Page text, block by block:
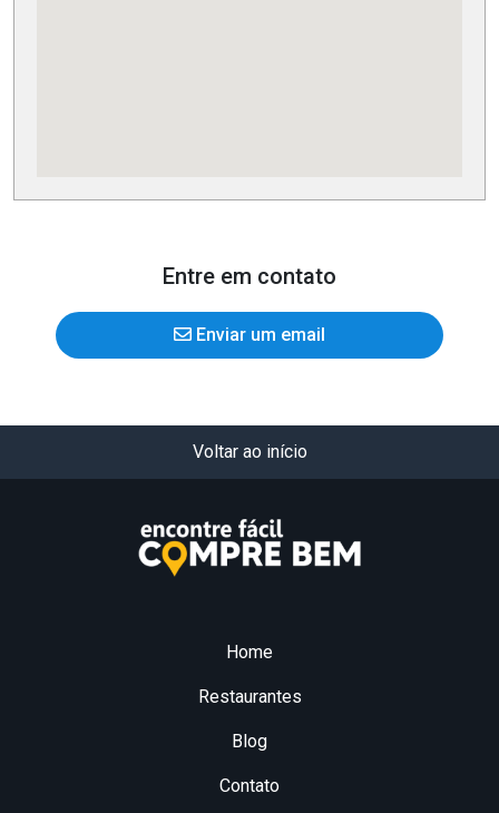
Entre em contato
Enviar um email
Voltar ao início
Home
Restaurantes
Blog
Contato